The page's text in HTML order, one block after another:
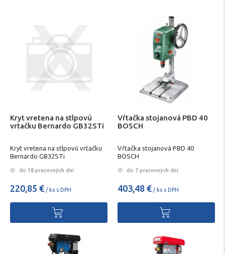
Kryt vretena na stlpovú
vrtačku Bernardo GB32STi
Kryt vretena na stlpovú vrtačku
Bernardo GB32STi
do 18 pracovných dní
220,85 € / ks s DPH
Vŕtačka stojanová PBD 40
BOSCH
Vŕtačka stojanová PBD 40
BOSCH
do 7 pracovných dní
403,48 € / ks s DPH